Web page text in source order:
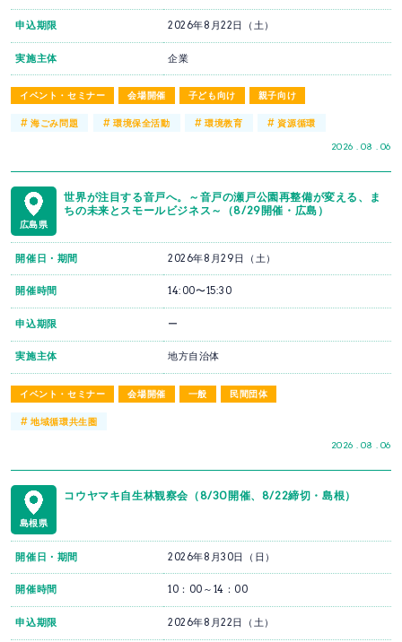
イベント・セミナー 会場開催 子ども向け 親子向け
2026 . 08 . 06
申込期限 2026年8月22日（土）
実施主体 企業
#海ごみ問題 # 環境保全活動 #環境教育 #資源循環
広島県
世界が注目する音戸へ。～音戸の瀬戸公園再整備が変える、ま
ちの未来とスモールビジネス～（8/29開催・広島）
イベント・セミナー 会場開催 一般 民間団体
2026 . 08 . 06
開催日・期間 2026年8月29日（土）
開催時間 14:00〜15:30
申込期限 ー
実施主体 地方自治体
#地域循環共生圏
島根県
コウヤマキ自生林観察会（8/30開催、8/22締切・島根）
開催日・期間 2026年8月30日（日）
開催時間 10：00～14：00
申込期限 2026年8月22日（土）